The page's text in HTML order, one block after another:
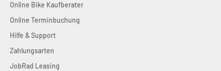
Online Bike Kaufberater
Online Terminbuchung
Hilfe & Support
Zahlungsarten
JobRad Leasing